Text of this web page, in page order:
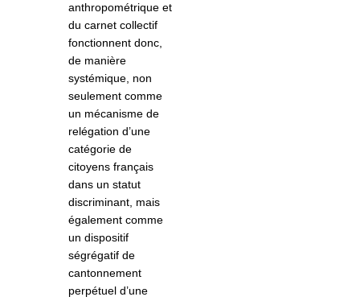
anthropométrique et
du carnet collectif
fonctionnent donc,
de manière
systémique, non
seulement comme
un mécanisme de
relégation d’une
catégorie de
citoyens français
dans un statut
discriminant, mais
également comme
un dispositif
ségrégatif de
cantonnement
perpétuel d’une